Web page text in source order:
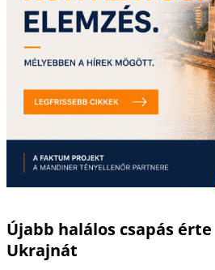
Újabb halálos csapás érte
Ukrajnát